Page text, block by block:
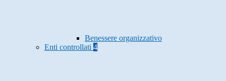
Benessere organizzativo
Enti controllati 4